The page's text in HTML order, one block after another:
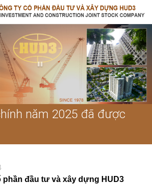
năm 2025 đã được
phần đầu tư và xây dựng HUD3